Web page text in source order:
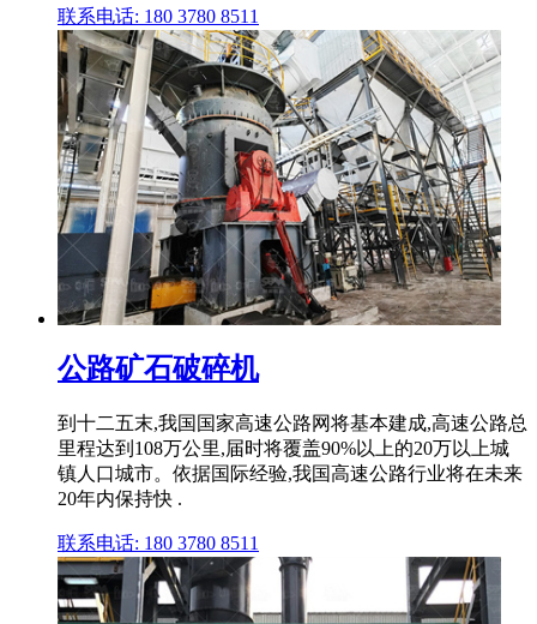
联系电话: 180 3780 8511
公路矿石破碎机
到十二五末,我国国家高速公路网将基本建成,高速公路总
里程达到108万公里,届时将覆盖90%以上的20万以上城
镇人口城市。依据国际经验,我国高速公路行业将在未来
20年内保持快 .
联系电话: 180 3780 8511